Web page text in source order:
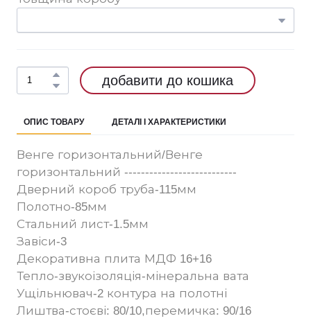
добавити до кошика
ОПИС ТОВАРУ ДЕТАЛІ І ХАРАКТЕРИСТИКИ
Венге горизонтальний/Венге
горизонтальний ---------------------------
Дверний короб труба-115мм
Полотно-85мм
Стальний лист-1.5мм
Завіси-3
Декоративна плита МДФ 16+16
Тепло-звукоізоляція-мінеральна вата
Ущільнювач-2 контура на полотні
Лиштва-стоєві: 80/10,перемичка: 90/16